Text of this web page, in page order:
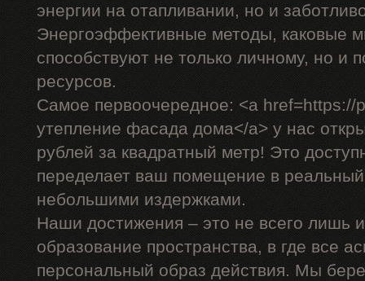
энергии на отапливании, но и
Энергоэффективные методы, каковые
способствуют не только личному, но и
ресурсов.
Самое первоочередное: <a href=https://
утепление фасада дома</a> у нас
рублей за квадратный метр! Это
переделает ваш помещение в
небольшими издержками.
Наши достижения – это не всего лишь
образование пространства, в где все
персональный образ действия. Мы